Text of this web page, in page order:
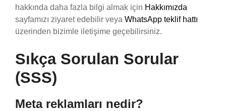
hakkında daha fazla bilgi almak için Hakkımızda
sayfamızı ziyaret edebilir veya WhatsApp teklif hattı
üzerinden bizimle iletişime geçebilirsiniz.
Sıkça Sorulan Sorular
(SSS)
Meta reklamları nedir?